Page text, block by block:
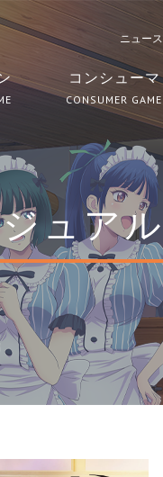
ニュース
コンシューマ
CONSUMER GAME
ュアル